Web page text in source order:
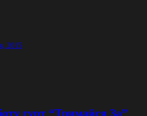
2015
гурт “Тримайся За”